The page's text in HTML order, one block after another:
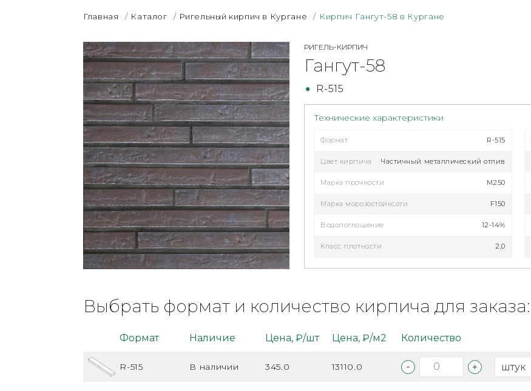
Главная / Каталог / Ригельный кирпич в Кургане / Кирпич Гангут-58 в Кургане
РИГЕЛЬ-КИРПИЧ
Гангут-58
R-515
Технические характеристики
Формат R-515
Цвет кирпича Частичный металлический отлив
Марка прочности M250
Марка морозостойксоти F150
Водопоглощение 12-14%
Класс плотности 2,0
Выбрать формат и количество кирпича для заказа:
Формат Наличие Цена, ₽/шт Цена, ₽/м2 Количество
R-515 В наличии 345.0 13110.0